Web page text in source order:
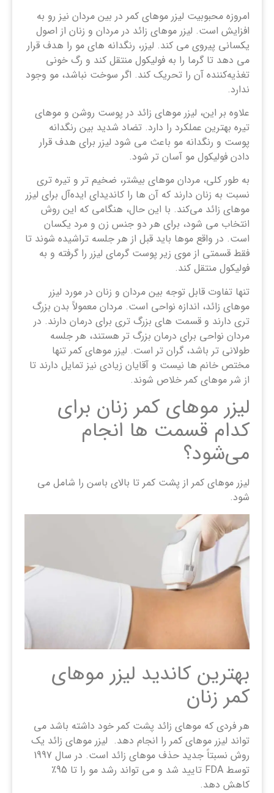
امروزه محبوبیت لیزر موهای کمر در بین مردان نیز رو به
افزایش است. لیزر موهای زائد در مردان و زنان از اصول
یکسانی پیروی می کند. لیزر، رنگدانه ‌های مو را هدف قرار
می ‌دهد تا گرما را به فولیکول منتقل کند و رگ خونی
تغذیه‌کننده آن را تحریک کند. اگر سوخت نباشد، مو وجود
ندارد.
علاوه بر این، لیزر موهای زائد در پوست روشن و موهای
تیره بهترین عملکرد را دارد. تضاد شدید بین رنگدانه
پوست و رنگدانه مو باعث می شود لیزر برای هدف قرار
دادن فولیکول مو آسان تر شود.
به طور کلی، مردان موهای بیشتر، ضخیم ‌تر و تیره ‌تری
نسبت به زنان دارند که آن ها را کاندیدای ایده‌آل برای لیزر
موهای زائد می‌کند. با این حال، هنگامی که این روش
انتخاب می شود، برای هر دو جنس زن و مرد یکسان
است. در واقع موها باید قبل از هر جلسه تراشیده شوند تا
فقط قسمتی از موی زیر پوست گرمای لیزر را گرفته و به
فولیکول منتقل کند.
تنها تفاوت قابل توجه بین مردان و زنان در مورد لیزر
موهای زائد، اندازه نواحی است. مردان معمولاً بدن بزرگ‌
تری دارند و قسمت‌ های بزرگ‌ تری برای درمان دارند. در
مردان نواحی برای درمان بزرگ ‌تر هستند، هر جلسه
طولانی ‌تر باشد، گران تر است. لیزر موهای کمر تنها
مختص خانم ها نیست و آقایان زیادی نیز تمایل دارند تا
از شر موهای کمر خلاص شوند.
لیزر موهای کمر زنان برای
کدام قسمت ‌ها انجام
می‌شود؟
لیزر موهای کمر از پشت کمر تا بالای باسن را شامل می
شود.
بهترین کاندید لیزر موهای
کمر زنان
هر فردی که موهای زائد پشت کمر خود داشته باشد می
تواند لیزر موهای کمر را انجام دهد. لیزر موهای زائد یک
روش نسبتاً جدید حذف موهای زائد است. در سال 1997
توسط FDA تایید شد و می تواند رشد مو را تا 95٪
کاهش دهد.